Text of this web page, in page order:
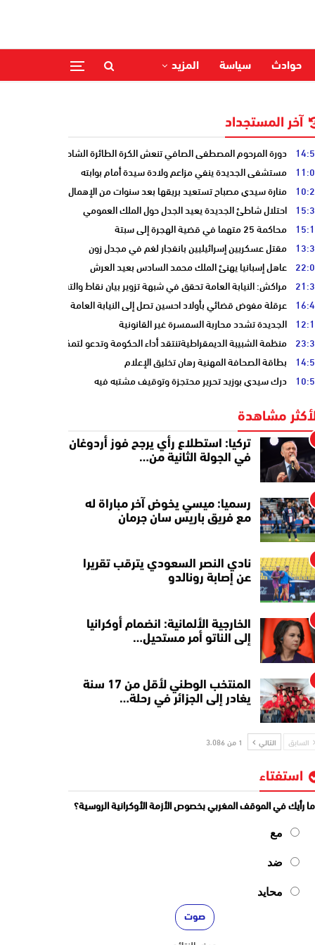
حوادث سياسة المزيد
آخر المستجداد
دورة المرحوم المصطفى الصافي تنعش الكرة الطائرة الشاطئية بالحوزية
مستشفى الجديدة ينفي مزاعم ولادة سيدة أمام بوابته
منارة سيدي مصباح تستعيد بريقها بعد سنوات من الإهمال
احتلال شاطئ الجديدة يعيد الجدل حول الملك العمومي
محاكمة 25 متهما في قضية الهجرة إلى سبتة
مقتل عسكريين إسرائيليين بانفجار لغم في مجدل زون
عاهل إسبانيا يهنئ الملك محمد السادس بعيد العرش
مراكش: النيابة العامة تحقق في شبهة تزوير بيان نقاط والتشهير بطالب
عرقلة مفوض قضائي بأولاد احسين تصل إلى النيابة العامة
الجديدة تشدد محاربة السمسرة غير القانونية
منظمة الشبيبة الديمقراطيةتنتقد أداء الحكومة وتدعو لتمكين الشباب
بطاقة الصحافة المهنية رهان تخليق الإعلام
درك سيدي بوزيد تحرير محتجزة وتوقيف مشتبه فيه
مشاهدة
تركيا: استطلاع رأي يرجح فوز أردوغان
في الجولة الثانية من…
رسميا: ميسي يخوض آخر مباراة له
مع فريق باريس سان جرمان
نادي النصر السعودي يترقب تقريرا
عن إصابة رونالدو
الخارجية الألمانية: انضمام أوكرانيا
إلى الناتو أمر مستحيل…
المنتخب الوطني لأقل من 17 سنة
يغادر إلى الجزائر في رحلة…
السابق التالي 1 من 3٬086
استفتاء
ما رأيك في الموقف المغربي بخصوص الأزمة الأوكرانية الروسية؟
مع
ضد
محايد